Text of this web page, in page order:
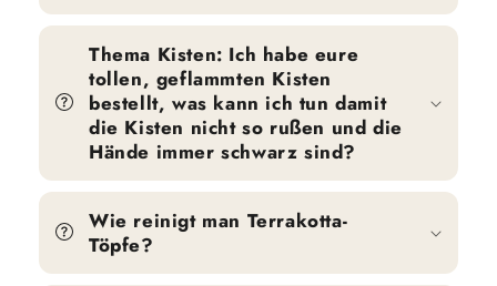
Thema Kisten: Ich habe eure
tollen, geflammten Kisten
bestellt, was kann ich tun damit
die Kisten nicht so rußen und die
Hände immer schwarz sind?
Wie reinigt man Terrakotta-
Töpfe?